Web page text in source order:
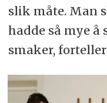
slik måte. Man
hadde så mye å
smaker,